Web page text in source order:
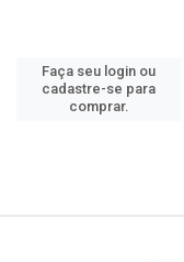
Faça seu login ou
cadastre-se para
comprar.